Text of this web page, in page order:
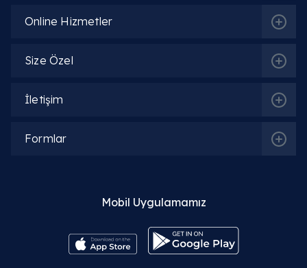
Detaylı Bilgi
Online Hizmetler
Size Özel
İletişim
Formlar
Mobil Uygulamamız